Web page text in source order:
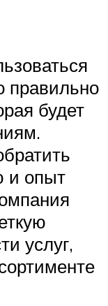
правильно
будет
и опыт
услуг,